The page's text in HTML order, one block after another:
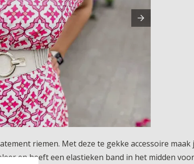
riemen. Met deze te gekke accessoire
en heeft een elastieken band in het midden